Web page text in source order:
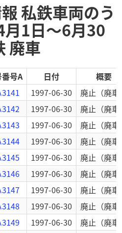
私鉄車両のう
1日～6月30
廃車
号A 日付
概要
1997-06-30 廃止 （廃
1997-06-30 廃止 （廃
1997-06-30 廃止 （廃
3144 1997-06-30 廃止 （廃
1997-06-30 廃止 （廃
3146 1997-06-30 廃止 （廃
3147 1997-06-30 廃止 （廃
1997-06-30 廃止 （廃
1997-06-30 廃止 （廃